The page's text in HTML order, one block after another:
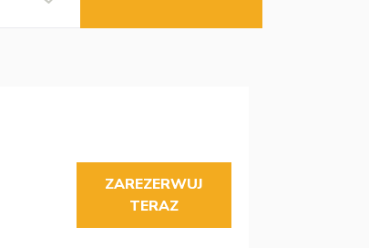
ZAREZERWUJ
TERAZ